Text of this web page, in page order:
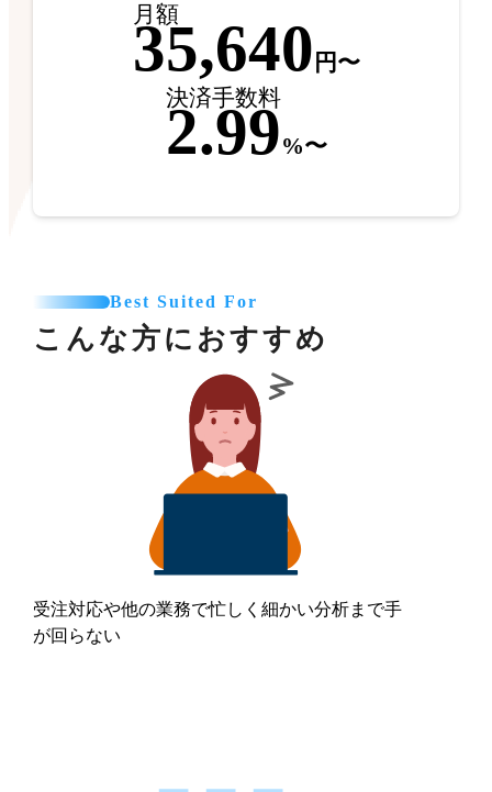
月額
35,640 円〜
決済手数料
2.99%〜
Best Suited For
こんな方におすすめ
受注対応や他の業務で忙しく細かい分析まで手
が回らない